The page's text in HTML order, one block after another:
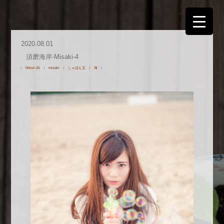
2020.08.01
須磨海岸-Misaki-4
Nikon Z6 misaki しゃぼん玉 海